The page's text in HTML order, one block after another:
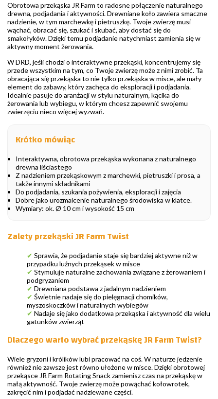
Obrotowa przekąska JR Farm to radosne połączenie naturalnego
drewna, podjadania i aktywności. Drewniane koło zawiera smaczne
nadzienie, w tym marchewkę i pietruszkę. Twoje zwierzę musi
wąchać, obracać się, szukać i skubać, aby dostać się do
smakołyków. Dzięki temu podjadanie natychmiast zamienia się w
aktywny moment żerowania.
W DRD, jeśli chodzi o interaktywne przekąski, koncentrujemy się
przede wszystkim na tym, co Twoje zwierzę może z nimi zrobić. Ta
obracająca się przekąska to nie tylko przekąska w misce, ale mały
element do zabawy, który zachęca do eksploracji i podjadania.
Idealnie pasuje do aranżacji w stylu naturalnym, kącika do
żerowania lub wybiegu, w którym chcesz zapewnić swojemu
zwierzęciu nieco więcej wyzwań.
Krótko mówiąc
Interaktywna, obrotowa przekąska wykonana z naturalnego
drewna liściastego
Z nadzieniem przekąskowym z marchewki, pietruszki i prosa, a
także innymi składnikami
Do podjadania, szukania pożywienia, eksploracji i zajęcia
Dobre jako urozmaicenie naturalnego środowiska w klatce.
Wymiary: ok. Ø 10 cm i wysokość 15 cm
Zalety przekąski JR Farm Twist
✔ Sprawia, że podjadanie staje się bardziej aktywne niż w
przypadku luźnych przekąsek w misce
✔ Stymuluje naturalne zachowania związane z żerowaniem i
podgryzaniem
✔ Drewniana podstawa z jadalnym nadzieniem
✔ Świetnie nadaje się do pielęgnacji chomików,
myszoskoczków i naturalnych wybiegów
✔ Nadaje się jako dodatkowa przekąska i aktywność dla wielu
gatunków zwierząt
Dlaczego warto wybrać przekąskę JR Farm Twist?
Wiele gryzoni i królików lubi pracować na coś. W naturze jedzenie
również nie zawsze jest równo ułożone w misce. Dzięki obrotowej
przekąsce JR Farm Rotating Snack zamienisz czas na przekąskę w
małą aktywność. Twoje zwierzę może powąchać kołowrotek,
zakręcić nim i podjadać nadziewane części.